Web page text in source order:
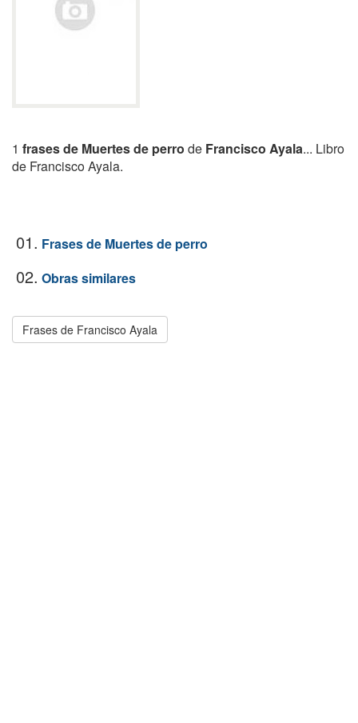
1 frases de Muertes de perro de Francisco Ayala... Libro
de Francisco Ayala.
01. Frases de Muertes de perro
02. Obras similares
Frases de Francisco Ayala